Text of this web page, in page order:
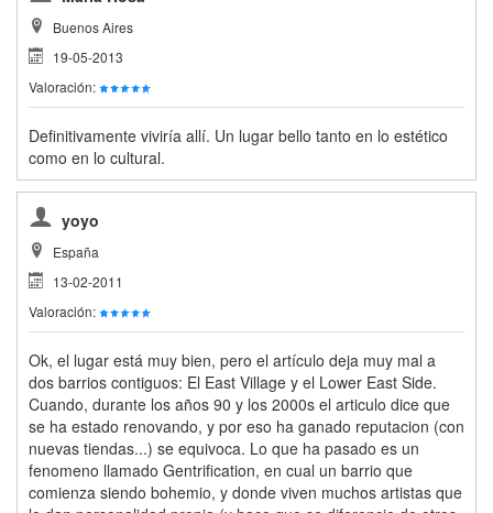
Buenos Aires
19-05-2013
Valoración:
Definitivamente viviría allí. Un lugar bello tanto en lo estético
como en lo cultural.
yoyo
España
13-02-2011
Valoración:
Ok, el lugar está muy bien, pero el artículo deja muy mal a
dos barrios contiguos: El East Village y el Lower East Side.
Cuando, durante los años 90 y los 2000s el articulo dice que
se ha estado renovando, y por eso ha ganado reputacion (con
nuevas tiendas...) se equivoca. Lo que ha pasado es un
fenomeno llamado Gentrification, en cual un barrio que
comienza siendo bohemio, y donde viven muchos artistas que